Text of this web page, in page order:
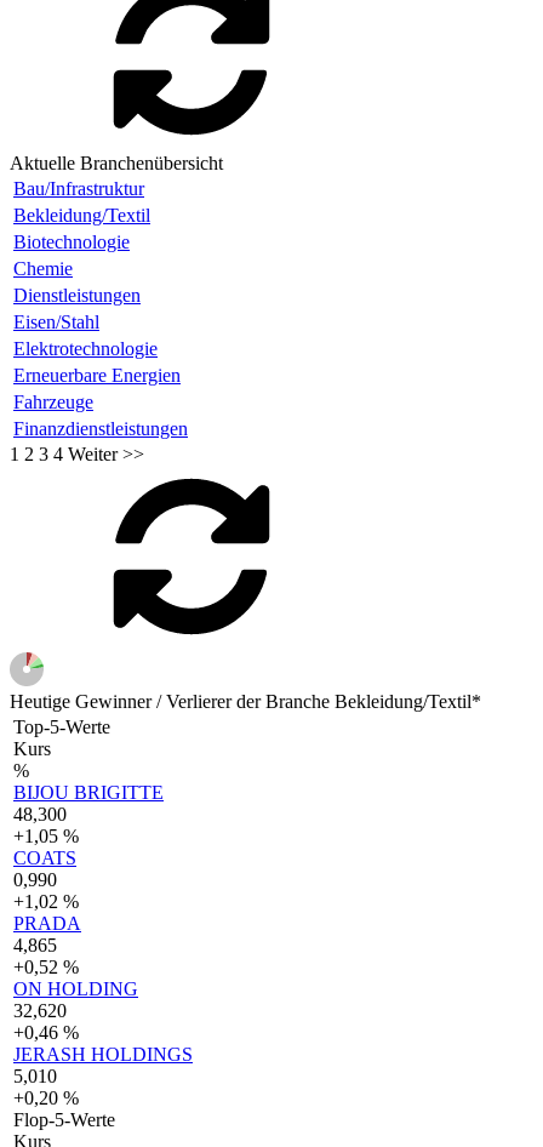
Aktuelle Branchenübersicht
Bau/Infrastruktur
Bekleidung/Textil
Biotechnologie
Chemie
Dienstleistungen
Eisen/Stahl
Elektrotechnologie
Erneuerbare Energien
Fahrzeuge
Finanzdienstleistungen
1 2 3 4 Weiter >>
Heutige Gewinner / Verlierer der Branche Bekleidung/Textil*
Top-5-Werte
Kurs
%
BIJOU BRIGITTE
48,300
+1,05 %
COATS
0,990
+1,02 %
PRADA
4,865
+0,52 %
ON HOLDING
32,620
+0,46 %
JERASH HOLDINGS
5,010
+0,20 %
Flop-5-Werte
Kurs